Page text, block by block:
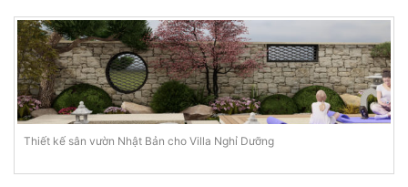
Thiết kế sân vườn Nhật Bản cho Villa Nghỉ Dưỡng